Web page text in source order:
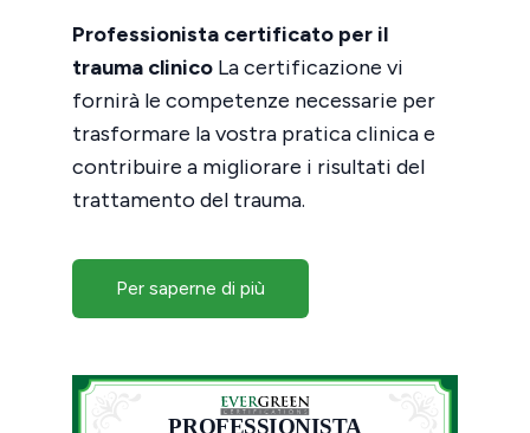
Professionista certificato per il
trauma clinico La certificazione vi
fornirà le competenze necessarie per
trasformare la vostra pratica clinica e
contribuire a migliorare i risultati del
trattamento del trauma.
Per saperne di più
PROFESSIONISTA